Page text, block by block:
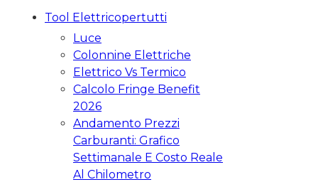
Tool Elettricopertutti
Luce
Colonnine Elettriche
Elettrico Vs Termico
Calcolo Fringe Benefit
2026
Andamento Prezzi
Carburanti: Grafico
Settimanale E Costo Reale
Al Chilometro